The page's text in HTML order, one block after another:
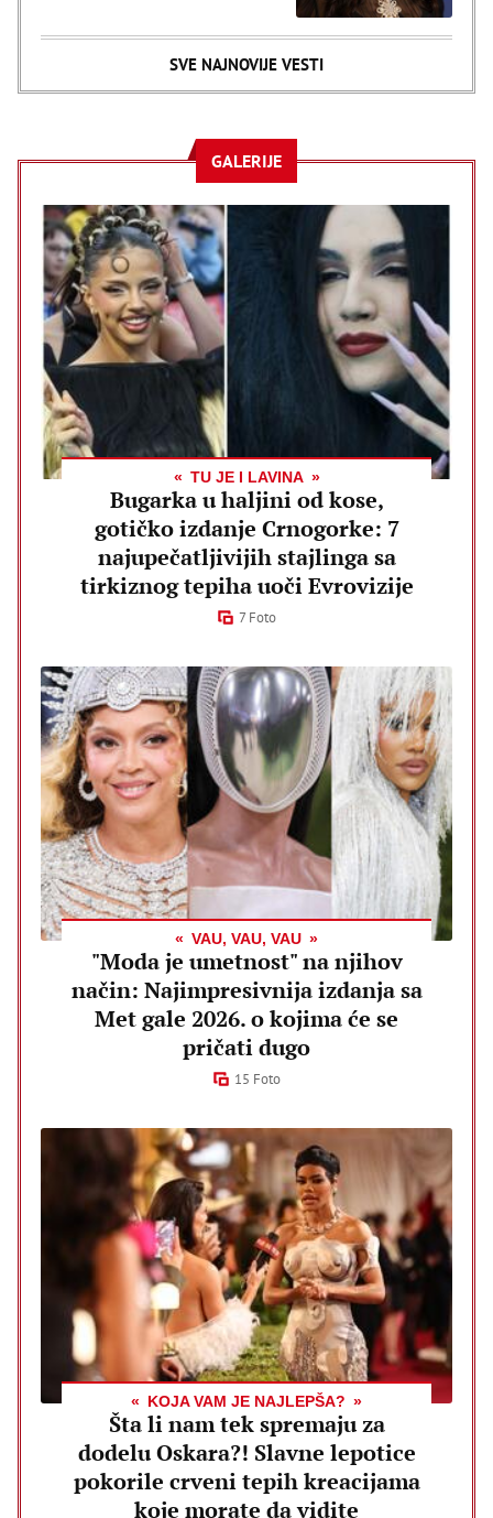
SVE NAJNOVIJE VESTI
GALERIJE
TU JE I LAVINA
Bugarka u haljini od kose,
gotičko izdanje Crnogorke: 7
najupečatljivijih stajlinga sa
tirkiznog tepiha uoči Evrovizije
7 Foto
VAU, VAU, VAU
"Moda je umetnost" na njihov
način: Najimpresivnija izdanja sa
Met gale 2026. o kojima će se
pričati dugo
15 Foto
KOJA VAM JE NAJLEPŠA?
Šta li nam tek spremaju za
dodelu Oskara?! Slavne lepotice
pokorile crveni tepih kreacijama
koje morate da vidite